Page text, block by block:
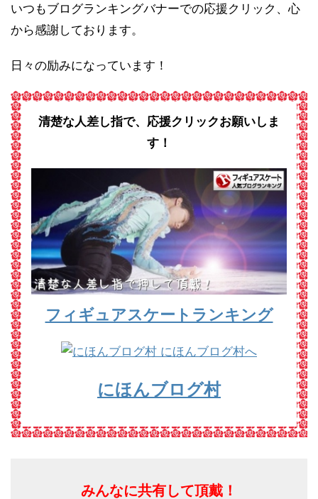
いつもブログランキングバナーでの応援クリック、心
から感謝しております。
日々の励みになっています！
清楚な人差し指で、応援クリックお願いしま
す！
フィギュアスケートランキング
にほんブログ村
みんなに共有して頂戴！